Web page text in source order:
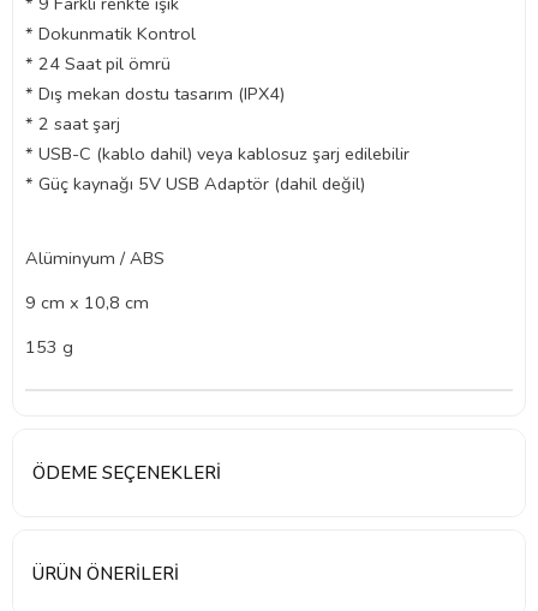
* Dokunmatik Kontrol
* 24 Saat pil ömrü
* Dış mekan dostu tasarım (IPX4)
* 2 saat şarj
* USB-C (kablo dahil) veya kablosuz şarj edilebilir
* Güç kaynağı 5V USB Adaptör (dahil değil)
Alüminyum / ABS
9 cm x 10,8 cm
153 g
ÖDEME SEÇENEKLERI
ÜRÜN ÖNERILERI